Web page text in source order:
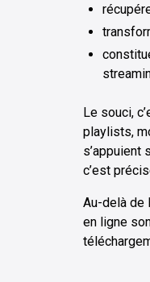
Le souci,
playlists,
s’appuient
c’est
Au-delà de
en ligne